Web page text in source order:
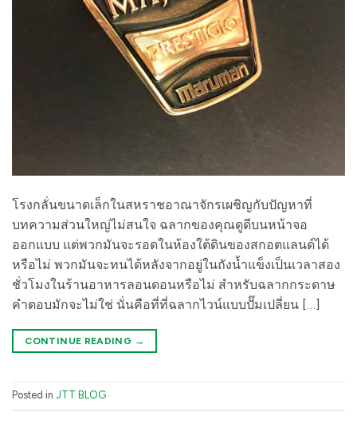
โรงกลั่นขนาดเล็กในสหราชอาณาจักรเผชิญกับปัญหาที่
บทความส่วนใหญ่ไม่สนใจ ฉลากของคุณดูดีบนหน้าจอ
ออกแบบ แต่พวกมันจะรอดในห้องใต้ดินของสกอตแลนด์ได้
หรือไม่ พวกมันจะทนได้หลังจากอยู่ในถังน้ำแข็งเป็นเวลาสอง
ชั่วโมงในร้านอาหารลอนดอนหรือไม่ สำหรับฉลากกระดาษ
คำตอบมักจะไม่ใช่ นั่นคือที่ที่ฉลากไวน์แบบปั๊มเปลี่ยน […]
CONTINUE READING →
Posted in JTT BLOG